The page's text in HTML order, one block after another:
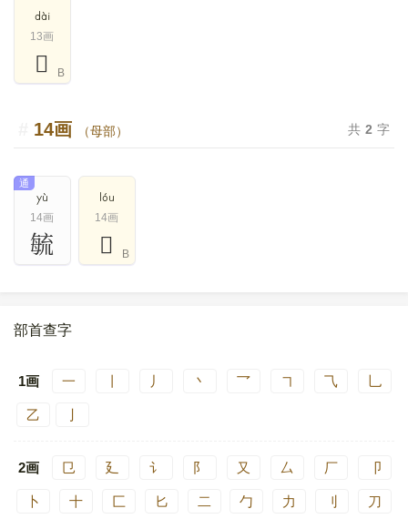
dài
13画
𣫹 B
14画 （母部） 共 2 字
yù
14画
通
毓
lóu
14画
𣫻 B
部首查字
1画 一 丿 丶 乛 ㇕ ⺄ 乚
乙
2画 㔾 廴 讠 阝 又 厶 厂 卩
卜 十 匚 匕 二 勹 力 刂 刀